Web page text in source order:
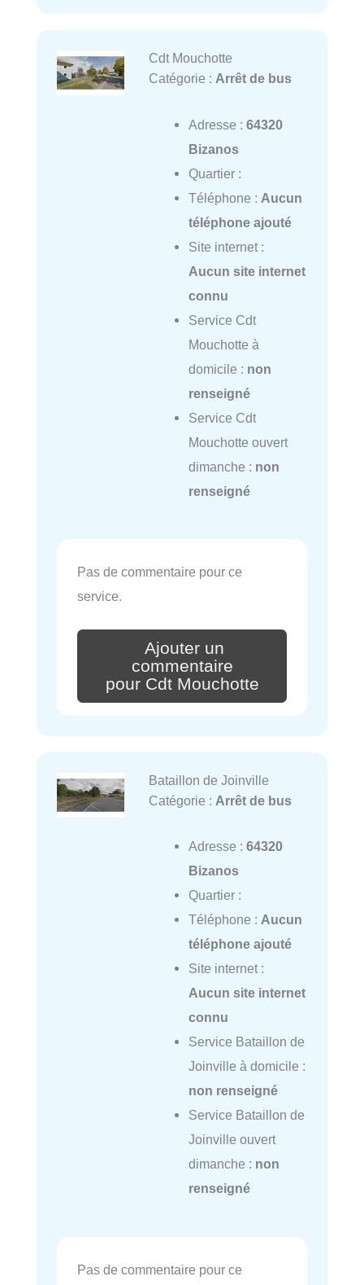
Cdt Mouchotte
Catégorie : Arrêt de bus
Adresse : 64320
Bizanos
Quartier :
Téléphone : Aucun
téléphone ajouté
Site internet :
Aucun site internet
connu
Service Cdt
Mouchotte à
domicile : non
renseigné
Service Cdt
Mouchotte ouvert
dimanche : non
renseigné
Pas de commentaire pour ce
service.
Ajouter un
commentaire
pour Cdt Mouchotte
Bataillon de Joinville
Catégorie : Arrêt de bus
Adresse : 64320
Bizanos
Quartier :
Téléphone : Aucun
téléphone ajouté
Site internet :
Aucun site internet
connu
Service Bataillon de
Joinville à domicile :
non renseigné
Service Bataillon de
Joinville ouvert
dimanche : non
renseigné
Pas de commentaire pour ce